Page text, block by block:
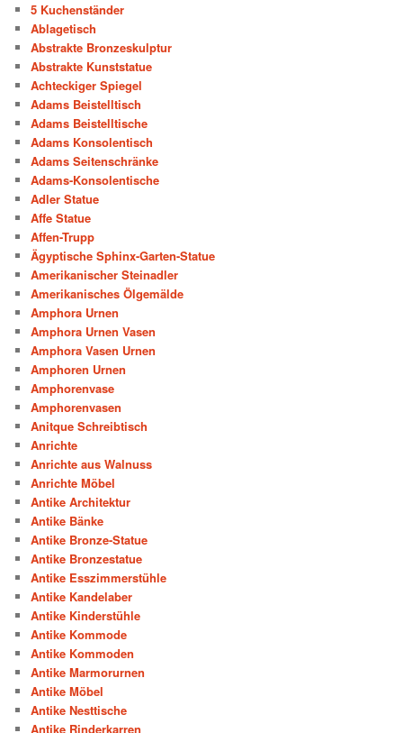
5 Kuchenständer
Ablagetisch
Abstrakte Bronzeskulptur
Abstrakte Kunststatue
Achteckiger Spiegel
Adams Beistelltisch
Adams Beistelltische
Adams Konsolentisch
Adams Seitenschränke
Adams-Konsolentische
Adler Statue
Affe Statue
Affen-Trupp
Ägyptische Sphinx-Garten-Statue
Amerikanischer Steinadler
Amerikanisches Ölgemälde
Amphora Urnen
Amphora Urnen Vasen
Amphora Vasen Urnen
Amphoren Urnen
Amphorenvase
Amphorenvasen
Anitque Schreibtisch
Anrichte
Anrichte aus Walnuss
Anrichte Möbel
Antike Architektur
Antike Bänke
Antike Bronze-Statue
Antike Bronzestatue
Antike Esszimmerstühle
Antike Kandelaber
Antike Kinderstühle
Antike Kommode
Antike Kommoden
Antike Marmorurnen
Antike Möbel
Antike Nesttische
Antike Rinderkarren